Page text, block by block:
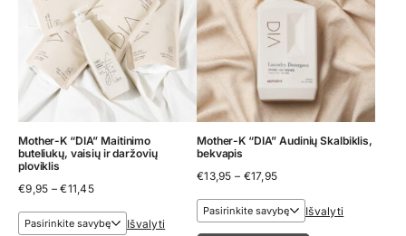
Mother-K “DIA” Maitinimo
buteliukų, vaisių ir daržovių
ploviklis
€9,95 – €11,45Price
€9,95
throughIšvalyti
Mother-K “DIA” Audinių Skalbiklis,
bekvapis
€13,95 – €17,95Price
€13,95
throughIšvalyti